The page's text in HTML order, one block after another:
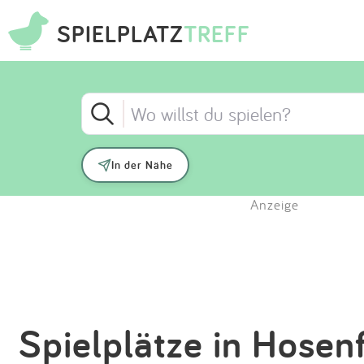
SPIELPLATZTREFF
In der Nähe
Anzeige
Spielplätze in